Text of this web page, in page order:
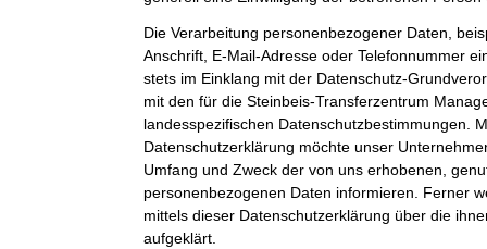
Die Verarbeitung personenbezogener Daten,
Anschrift, E-Mail-Adresse oder Telefonnummer
stets im Einklang mit der Datenschutz-
mit den für die Steinbeis-Transferzentrum
landesspezifischen Datenschutzbestimmungen.
Datenschutzerklärung möchte unser
Umfang und Zweck der von uns erhobenen,
personenbezogenen Daten informieren. Ferner
mittels dieser Datenschutzerklärung über die
aufgeklärt.